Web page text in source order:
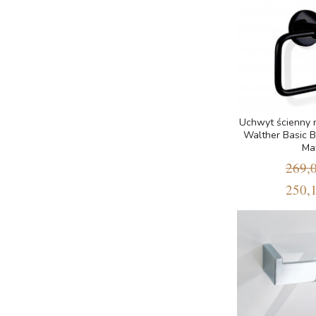
Uchwyt ścienny
Walther Basic